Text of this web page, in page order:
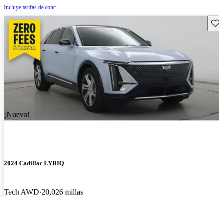
Incluye tarifas de conc.
¡Nuevo!
2024 Cadillac LYRIQ
Tech AWD 20,026 millas